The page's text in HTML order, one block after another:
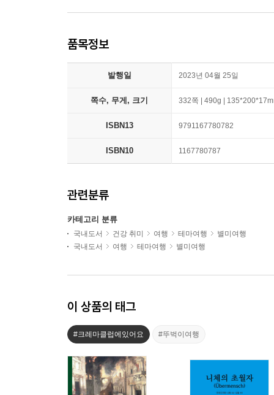
품목정보
발행일 2023년 04월 25일
쪽수, 무게, 크기 332쪽 | 490g |
ISBN13 9791167780782
ISBN10 1167780787
관련분류
카테고리 분류
국내도서 건강 취미 여행 테마여행
별미여행
국내도서
여행 테마여행 별미여행
이 상품의 태그
#크레마클럽에있어요 #뚜벅이여행